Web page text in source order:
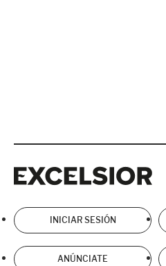
INICIAR SESIÓN
ANÚNCIATE